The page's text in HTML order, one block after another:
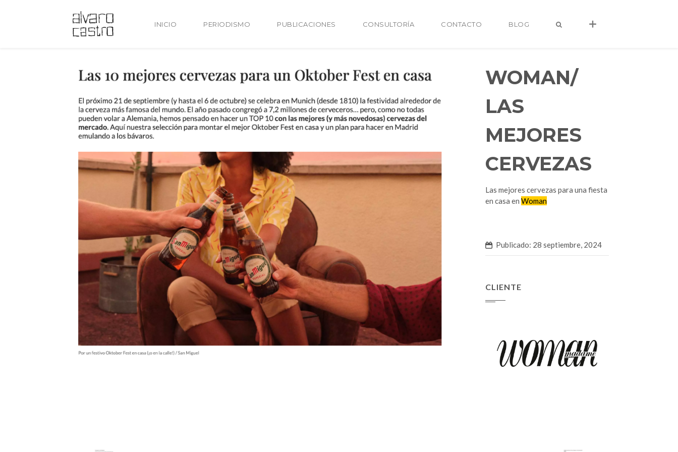
INICIO PERIODISMO PUBLICACIONES CONSULTORÍA CONTACTO BLOG
alvaro@alvarocastro.com
WOMAN/
LAS
MEJORES
CERVEZAS
Las mejores cervezas para una fiesta
en casa en Woman
Publicado: 28 septiembre, 2024
CLIENTE